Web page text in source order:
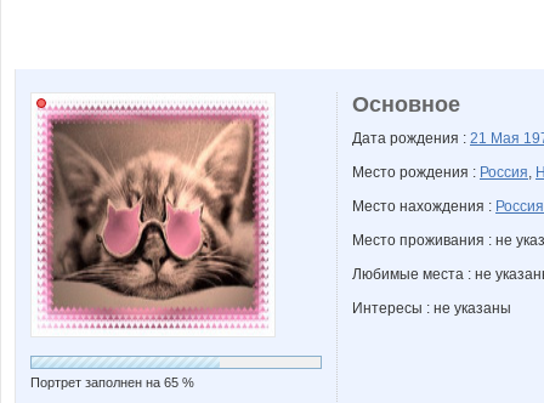
Портрет заполнен на 65 %
Основное
Дата рождения : 21 Мая
Место рождения : Россия,
Место нахождения : Россия
Место проживания : не
Любимые места : не
Интересы : не указаны